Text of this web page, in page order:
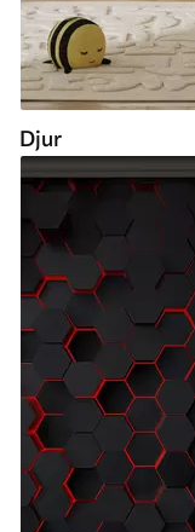
Djur